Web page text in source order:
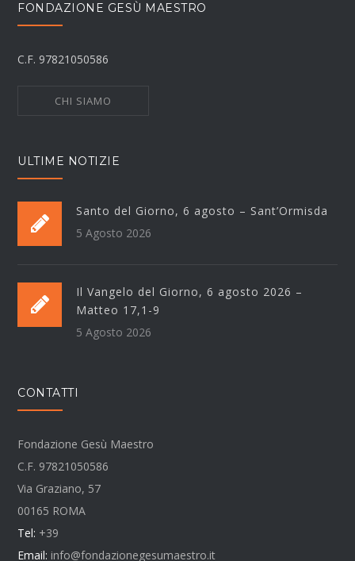
FONDAZIONE GESÙ MAESTRO
C.F. 97821050586
CHI SIAMO
ULTIME NOTIZIE
Santo del Giorno, 6 agosto – Sant’Ormisda
5 Agosto 2026
Il Vangelo del Giorno, 6 agosto 2026 –
Matteo 17,1-9
5 Agosto 2026
CONTATTI
Fondazione Gesù Maestro
C.F. 97821050586
Via Graziano, 57
00165 ROMA
Tel: +39
Email: info@fondazionegesumaestro.it